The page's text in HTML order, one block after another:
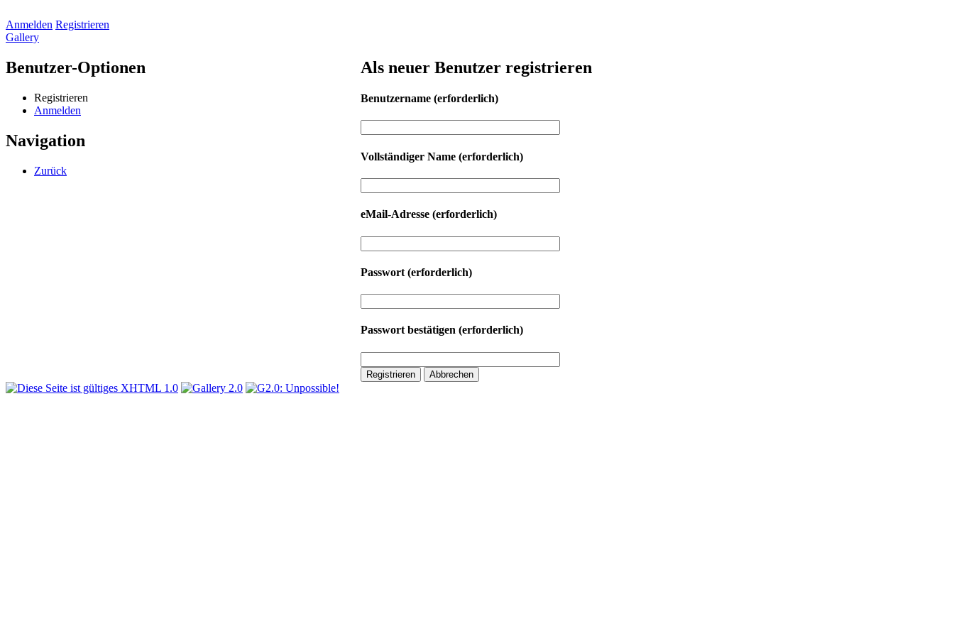
Anmelden Registrieren
Gallery
Benutzer-Optionen
Registrieren
Anmelden
Navigation
Zurück
Als neuer Benutzer registrieren
Benutzername (erforderlich)
Vollständiger Name (erforderlich)
eMail-Adresse (erforderlich)
Passwort (erforderlich)
Passwort bestätigen (erforderlich)